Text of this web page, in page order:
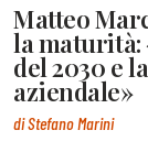
Matteo
la maturità:
del 2030 e
aziendale»
di Stefano Marini